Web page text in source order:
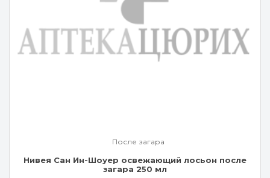
После загара
Нивея Сан Ин-Шоуер освежающий лосьон после
загара 250 мл